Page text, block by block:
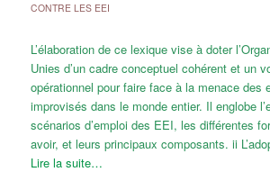
CONTRE LES EEI
L’élaboration de ce lexique vise à doter
Unies d’un cadre conceptuel cohérent et un
opérationnel pour faire face à la menace des
improvisés dans le monde entier. Il englobe
scénarios d’emploi des EEI, les différentes
avoir, et leurs principaux composants. ii
Lire la suite…